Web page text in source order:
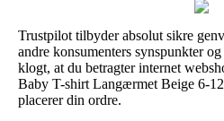
Trustpilot tilbyder absolut sikre
andre konsumenters synspunkter
klogt, at du betragter internet
Baby T-shirt Langærmet Beige 6-
placerer din ordre.